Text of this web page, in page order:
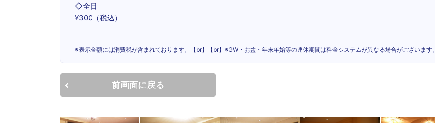
◇全日
¥300（税込）
※表示金額には消費税が含まれております。【br】【br】※GW・お盆・年末年始等の連休期間は料金システムが異なる場合がございます。
前画面に戻る